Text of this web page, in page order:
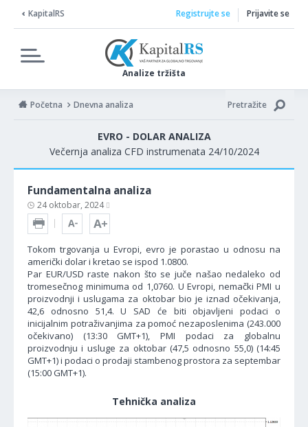
KapitalRS
Analize tržišta
Registrujte se Prijavite se
Početna Dnevna analiza Pretražite
EVRO - DOLAR ANALIZA
Večernja analiza CFD instrumenata 24/10/2024
Fundamentalna analiza
24 oktobar, 2024
Tokom trgovanja u Evropi, evro je porastao u odnosu na
američki dolar i kretao se ispod 1.0800.
Par EUR/USD raste nakon što se juče našao nedaleko od
tromesečnog minimuma od 1,0760. U Evropi, nemački PMI u
proizvodnji i uslugama za oktobar bio je iznad očekivanja,
42,6 odnosno 51,4. U SAD će biti objavljeni podaci o
inicijalnim potraživanjima za pomoć nezaposlenima (243.000
očekivano) (13:30 GMT+1), PMI podaci za globalnu
proizvodnju i usluge za oktobar (47,5 odnosno 55,0) (14:45
GMT+1) i podaci o prodaji stambenog prostora za septembar
(15:00 GMT+1).
Tehnička analiza